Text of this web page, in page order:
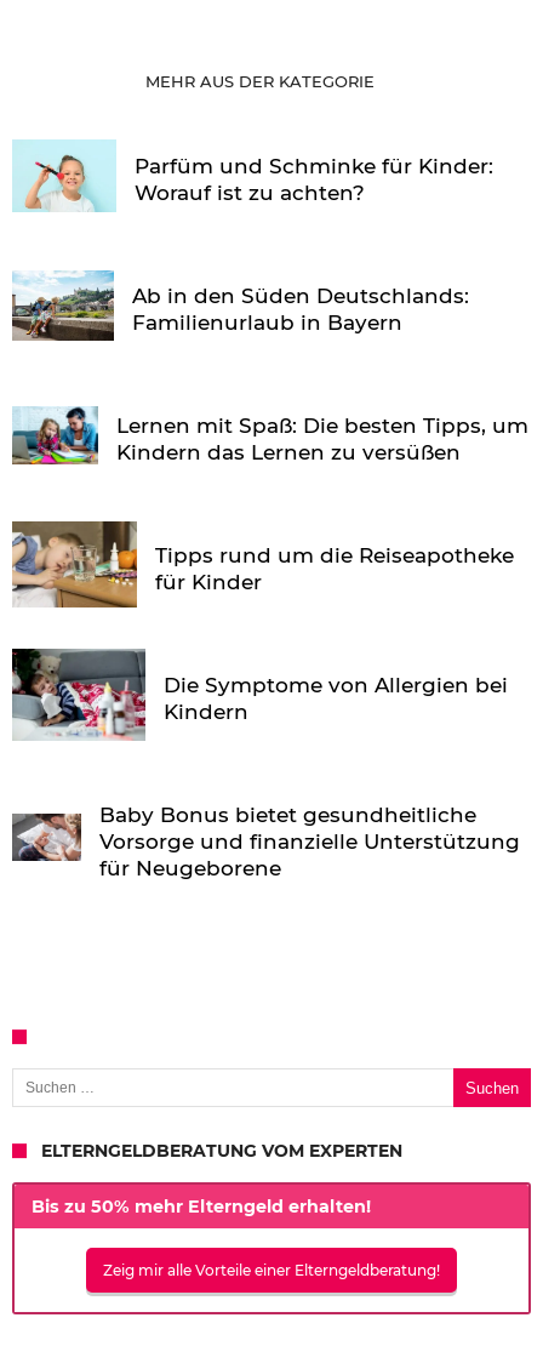
MEHR AUS DER KATEGORIE
Parfüm und Schminke für Kinder:
Worauf ist zu achten?
Ab in den Süden Deutschlands:
Familienurlaub in Bayern
Lernen mit Spaß: Die besten Tipps, um
Kindern das Lernen zu versüßen
Tipps rund um die Reiseapotheke
für Kinder
Die Symptome von Allergien bei
Kindern
Baby Bonus bietet gesundheitliche
Vorsorge und finanzielle Unterstützung
für Neugeborene
Suchen nach:
ELTERNGELDBERATUNG VOM EXPERTEN
Bis zu 50% mehr Elterngeld erhalten!
Zeig mir alle Vorteile einer Elterngeldberatung!